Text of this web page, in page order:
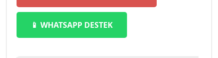
📱 WHATSAPP DESTEK